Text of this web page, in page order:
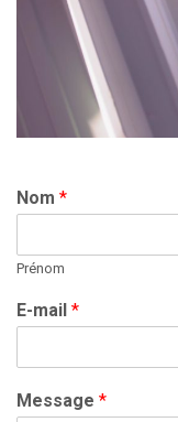
Nom *
Prénom
E-mail *
Message *